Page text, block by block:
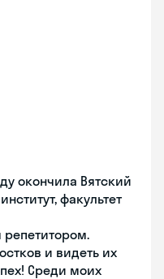
окончила Вятский
факультет
репетитором.
и видеть их
Среди моих